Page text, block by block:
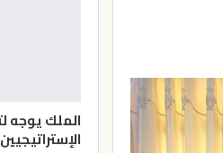
الملك يوجه